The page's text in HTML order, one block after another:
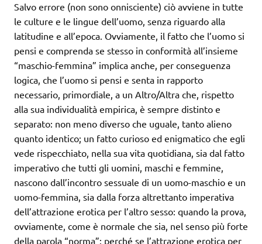
Salvo errore (non sono onnisciente) ciò avviene in tutte
le culture e le lingue dell’uomo, senza riguardo alla
latitudine e all’epoca. Ovviamente, il fatto che l’uomo si
pensi e comprenda se stesso in conformità all’insieme
“maschio-femmina” implica anche, per conseguenza
logica, che l’uomo si pensi e senta in rapporto
necessario, primordiale, a un Altro/Altra che, rispetto
alla sua individualità empirica, è sempre distinto e
separato: non meno diverso che uguale, tanto alieno
quanto identico; un fatto curioso ed enigmatico che egli
vede rispecchiato, nella sua vita quotidiana, sia dal fatto
imperativo che tutti gli uomini, maschi e femmine,
nascono dall’incontro sessuale di un uomo-maschio e un
uomo-femmina, sia dalla forza altrettanto imperativa
dell’attrazione erotica per l’altro sesso: quando la prova,
ovviamente, come è normale che sia, nel senso più forte
della parola “norma”: perché se l’attrazione erotica per